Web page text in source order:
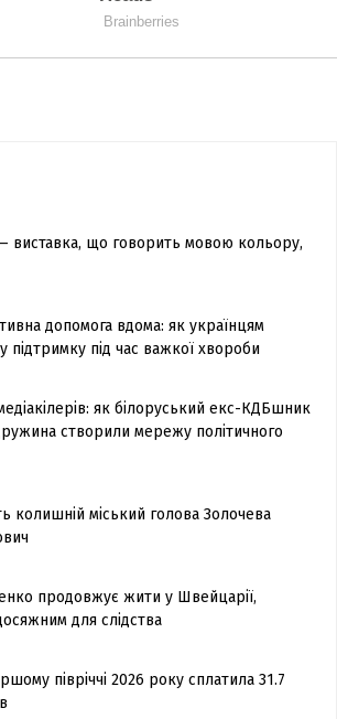
— виставка, що говорить мовою кольору,
допомога вдома: як українцям
підтримку під час важкої хвороби
як білоруський екс-КДБшник
створили мережу політичного
колишній міський голова Золочева
продовжує жити у Швейцарії,
для слідства
півріччі 2026 року сплатила 31.7